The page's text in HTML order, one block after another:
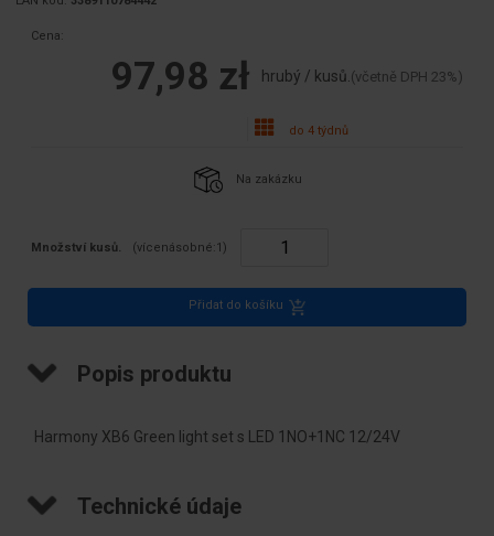
Cena:
97,98 zł hrubý / kusů.(včetně DPH 23%)
do 4 týdnů
Na zakázku
Množství kusů. (vícenásobné:1 )
Přidat do košíku
Popis produktu
Harmony XB6 Green light set s LED 1NO+1NC 12/24V
Technické údaje